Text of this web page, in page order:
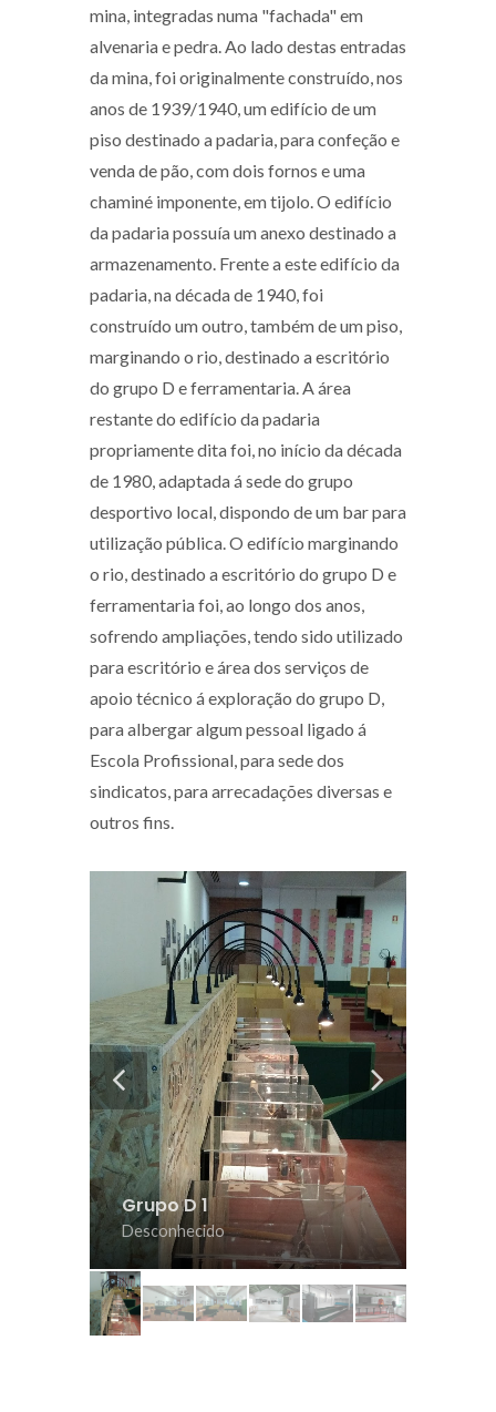
mina, integradas numa "fachada" em
alvenaria e pedra. Ao lado destas entradas
da mina, foi originalmente construído, nos
anos de 1939/1940, um edifício de um
piso destinado a padaria, para confeção e
venda de pão, com dois fornos e uma
chaminé imponente, em tijolo. O edifício
da padaria possuía um anexo destinado a
armazenamento. Frente a este edifício da
padaria, na década de 1940, foi
construído um outro, também de um piso,
marginando o rio, destinado a escritório
do grupo D e ferramentaria. A área
restante do edifício da padaria
propriamente dita foi, no início da década
de 1980, adaptada á sede do grupo
desportivo local, dispondo de um bar para
utilização pública. O edifício marginando
o rio, destinado a escritório do grupo D e
ferramentaria foi, ao longo dos anos,
sofrendo ampliações, tendo sido utilizado
para escritório e área dos serviços de
apoio técnico á exploração do grupo D,
para albergar algum pessoal ligado á
Escola Profissional, para sede dos
sindicatos, para arrecadações diversas e
outros fins.
Grupo D 2
Desconhecido